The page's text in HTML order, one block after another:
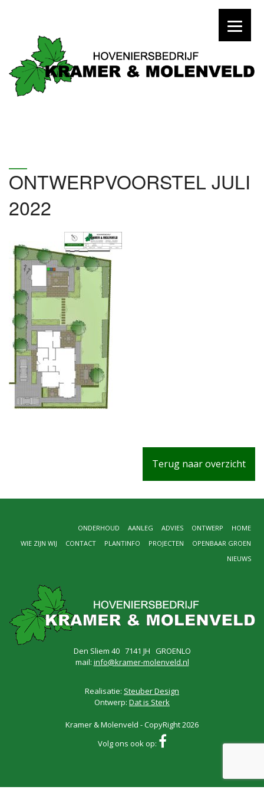
ONTWERPVOORSTEL JULI
2022
Terug naar overzicht
HOME
ONTWERP
ADVIES
AANLEG
ONDERHOUD
OPENBAAR GROEN
PROJECTEN
PLANTINFO
CONTACT
WIE ZIJN WIJ
NIEUWS
Den Sliem 40 7141 JH GROENLO
mail: info@kramer-molenveld.nl
Realisatie: Steuber Design
Ontwerp: Dat is Sterk
Kramer & Molenveld - CopyRight 2026
Volg ons ook op: